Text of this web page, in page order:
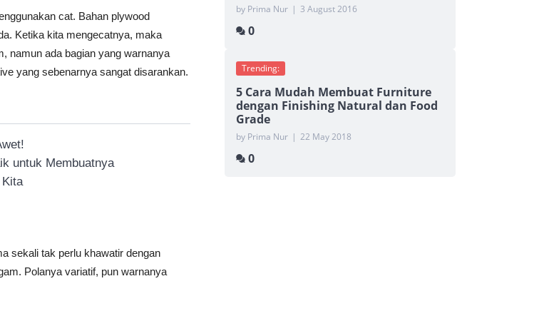
cat. Bahan plywood
Ketika kita mengecatnya, maka
namun ada bagian yang warnanya
yang sebenarnya sangat disarankan.
untuk Membuatnya
sekali tak perlu khawatir dengan
Polanya variatif, pun warnanya
by Prima Nur | 3 August 2016
0
Trending:
5 Cara Mudah Membuat Furniture
dengan Finishing Natural dan Food
Grade
by Prima Nur | 22 May 2018
0